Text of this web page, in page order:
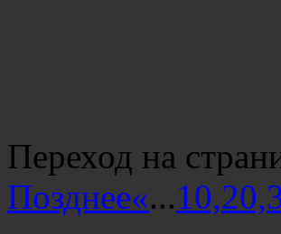
Переход на
Позднее«...10,20,